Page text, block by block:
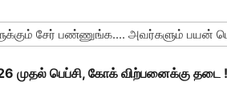
சேர் பண்ணுங்க.... அவர்களும் பயன்
முதல் பெப்சி, கோக் விற்பனைக்கு தடை !